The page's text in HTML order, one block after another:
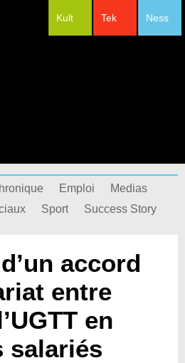
Ness
Tek
Kult
Emploi
Medias
Sport Success Story
accord
entre
en
salariés